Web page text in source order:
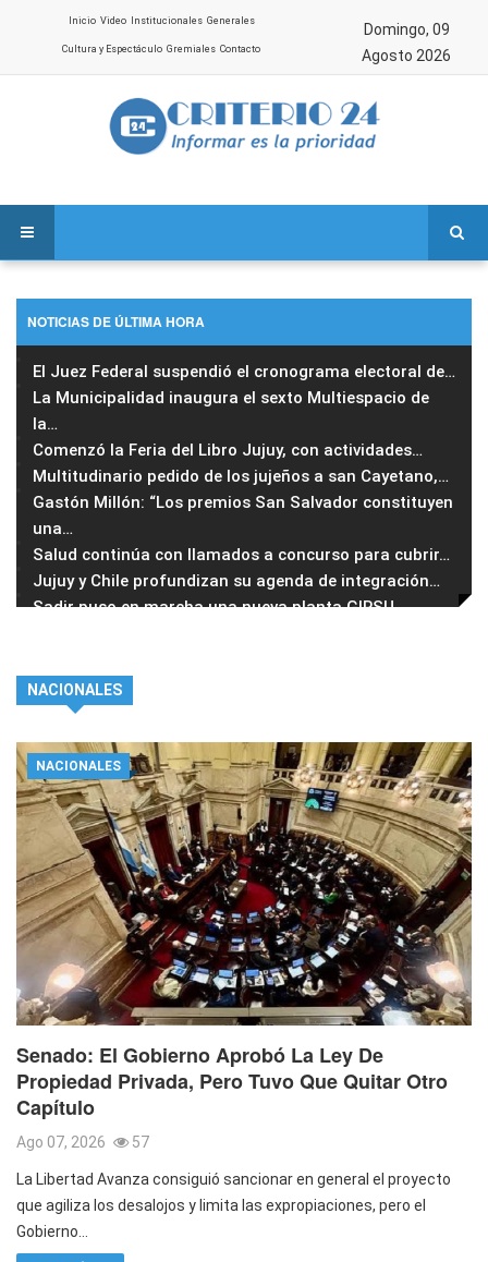
Inicio Video Institucionales Generales
Cultura y Espectáculo Gremiales Contacto
Domingo, 09
Agosto 2026
NOTICIAS DE ÚLTIMA HORA
El Juez Federal suspendió el cronograma electoral de…
La Municipalidad inaugura el sexto Multiespacio de
la…
Comenzó la Feria del Libro Jujuy, con actividades…
Multitudinario pedido de los jujeños a san Cayetano,…
Gastón Millón: “Los premios San Salvador constituyen
una…
Salud continúa con llamados a concurso para cubrir…
Jujuy y Chile profundizan su agenda de integración…
Sadir puso en marcha una nueva planta GIRSU…
NACIONALES
NACIONALES
Senado: El Gobierno Aprobó La Ley De
Propiedad Privada, Pero Tuvo Que Quitar Otro
Capítulo
Ago 07, 2026 57
La Libertad Avanza consiguió sancionar en general el proyecto
que agiliza los desalojos y limita las expropiaciones, pero el
Gobierno…